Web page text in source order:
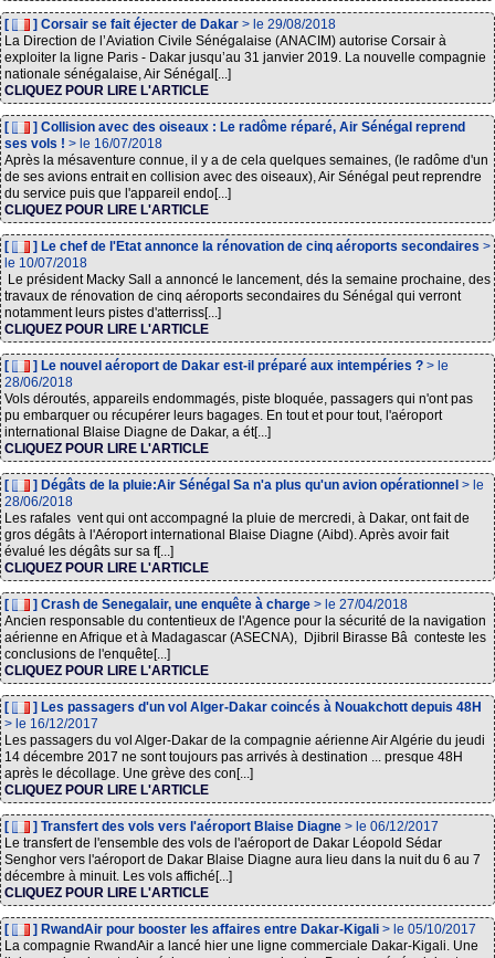
[ ] Corsair se fait éjecter de Dakar > le 29/08/2018
La Direction de l’Aviation Civile Sénégalaise (ANACIM) autorise Corsair à
exploiter la ligne Paris - Dakar jusqu’au 31 janvier 2019. La nouvelle compagnie
nationale sénégalaise, Air Sénégal[...]
CLIQUEZ POUR LIRE L'ARTICLE
[
] Collision avec des oiseaux : Le radôme réparé, Air Sénégal reprend
ses vols ! > le 16/07/2018
Après la mésaventure connue, il y a de cela quelques semaines, (le radôme d'un
de ses avions entrait en collision avec des oiseaux), Air Sénégal peut reprendre
du service puis que l'appareil endo[...]
CLIQUEZ POUR LIRE L'ARTICLE
[ ] Le chef de l'Etat annonce la rénovation de cinq aéroports secondaires >
le 10/07/2018
Le président Macky Sall a annoncé le lancement, dés la semaine prochaine, des
travaux de rénovation de cinq aéroports secondaires du Sénégal qui verront
notamment leurs pistes d'atterriss[...]
CLIQUEZ POUR LIRE L'ARTICLE
[ ] Le nouvel aéroport de Dakar est-il préparé aux intempéries ? > le
28/06/2018
Vols déroutés, appareils endommagés, piste bloquée, passagers qui n'ont pas
pu embarquer ou récupérer leurs bagages. En tout et pour tout, l'aéroport
international Blaise Diagne de Dakar, a ét[...]
CLIQUEZ POUR LIRE L'ARTICLE
[ ] Dégâts de la pluie:Air Sénégal Sa n'a plus qu'un avion opérationnel > le
28/06/2018
Les rafales vent qui ont accompagné la pluie de mercredi, à Dakar, ont fait de
gros dégâts à l'Aéroport international Blaise Diagne (Aibd). Après avoir fait
évalué les dégâts sur sa f[...]
CLIQUEZ POUR LIRE L'ARTICLE
[ ] Crash de Senegalair, une enquête à charge > le 27/04/2018
Ancien responsable du contentieux de l'Agence pour la sécurité de la navigation
aérienne en Afrique et à Madagascar (ASECNA), Djibril Birasse Bâ conteste les
conclusions de l'enquête[...]
CLIQUEZ POUR LIRE L'ARTICLE
[
] Les passagers d'un vol Alger-Dakar coincés à Nouakchott depuis 48H
> le 16/12/2017
Les passagers du vol Alger-Dakar de la compagnie aérienne Air Algérie du jeudi
14 décembre 2017 ne sont toujours pas arrivés à destination ... presque 48H
après le décollage. Une grève des con[...]
CLIQUEZ POUR LIRE L'ARTICLE
[ ] Transfert des vols vers l'aéroport Blaise Diagne > le 06/12/2017
Le transfert de l'ensemble des vols de l'aéroport de Dakar Léopold Sédar
Senghor vers l'aéroport de Dakar Blaise Diagne aura lieu dans la nuit du 6 au 7
décembre à minuit. Les vols affiché[...]
CLIQUEZ POUR LIRE L'ARTICLE
[ ] RwandAir pour booster les affaires entre Dakar-Kigali > le 05/10/2017
La compagnie RwandAir a lancé hier une ligne commerciale Dakar-Kigali. Une